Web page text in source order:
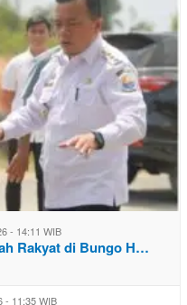
- 14:11 WIB
Rakyat di Bungo H…
- 11:35 WIB